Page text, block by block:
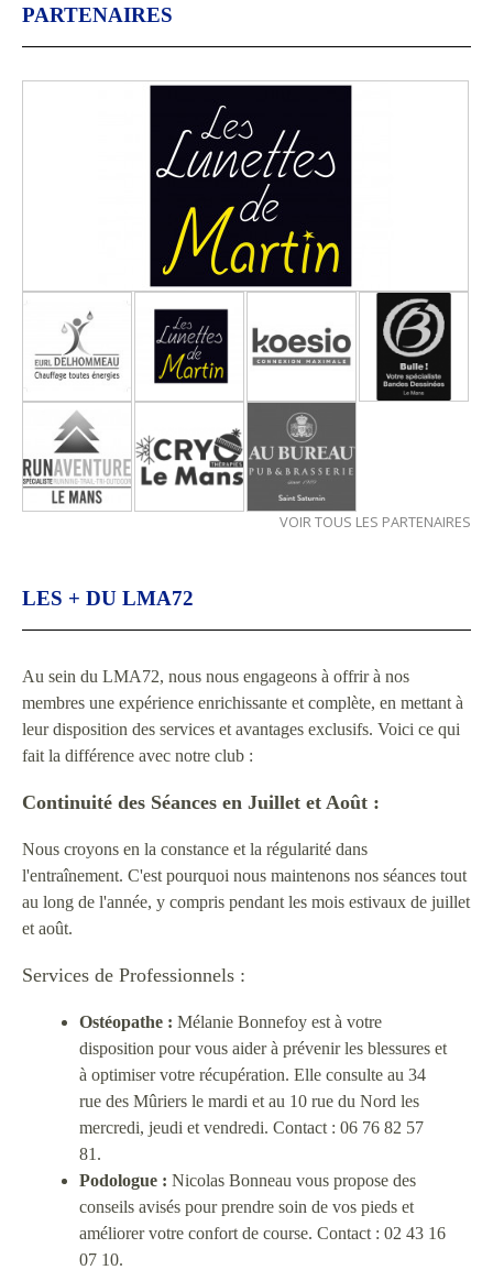
PARTENAIRES
VOIR TOUS LES PARTENAIRES
LES + DU LMA72
Au sein du LMA72, nous nous engageons à offrir à nos
membres une expérience enrichissante et complète, en mettant à
leur disposition des services et avantages exclusifs. Voici ce qui
fait la différence avec notre club :
Continuité des Séances en Juillet et Août :
Nous croyons en la constance et la régularité dans
l'entraînement. C'est pourquoi nous maintenons nos séances tout
au long de l'année, y compris pendant les mois estivaux de juillet
et août.
Services de Professionnels :
Ostéopathe : Mélanie Bonnefoy est à votre
disposition pour vous aider à prévenir les blessures et
à optimiser votre récupération. Elle consulte au 34
rue des Mûriers le mardi et au 10 rue du Nord les
mercredi, jeudi et vendredi. Contact : 06 76 82 57
81.
Podologue : Nicolas Bonneau vous propose des
conseils avisés pour prendre soin de vos pieds et
améliorer votre confort de course. Contact : 02 43 16
07 10.